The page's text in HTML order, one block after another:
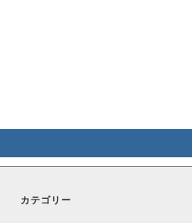
カテゴリー